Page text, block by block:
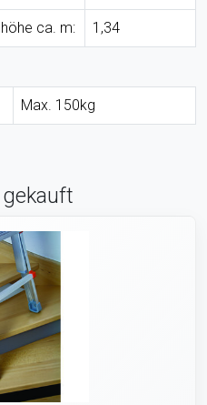
ca. m: 1,34
Max. 150kg